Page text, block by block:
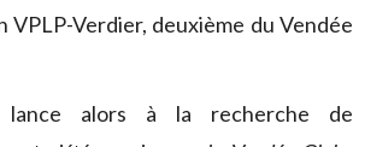
VPLP-Verdier, deuxième du Vendée
alors à la recherche de